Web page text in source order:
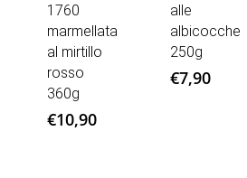
1760
marmellata
al mirtillo
rosso
360g
€10,90
alle
albicocche
250g
€7,90